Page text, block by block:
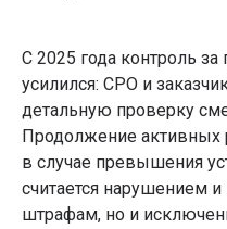
С 2025 года контроль
усилился: СРО и
детальную проверку
Продолжение активных
в случае превышения
считается нарушением
штрафам, но и